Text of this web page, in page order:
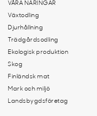
VÅRA NÄRINGAR
Växtodling
Djurhållning
Trädgårdsodling
Ekologisk produktion
Skog
Finländsk mat
Mark och miljö
Landsbygdsföretag